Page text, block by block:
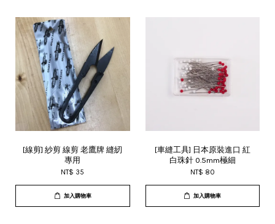
[線剪] 紗剪 線剪 老鷹牌 縫紉
專用
NT$ 35
加入購物車
[車縫工具] 日本原裝進口 紅
白珠針 0.5mm極細
NT$ 80
加入購物車